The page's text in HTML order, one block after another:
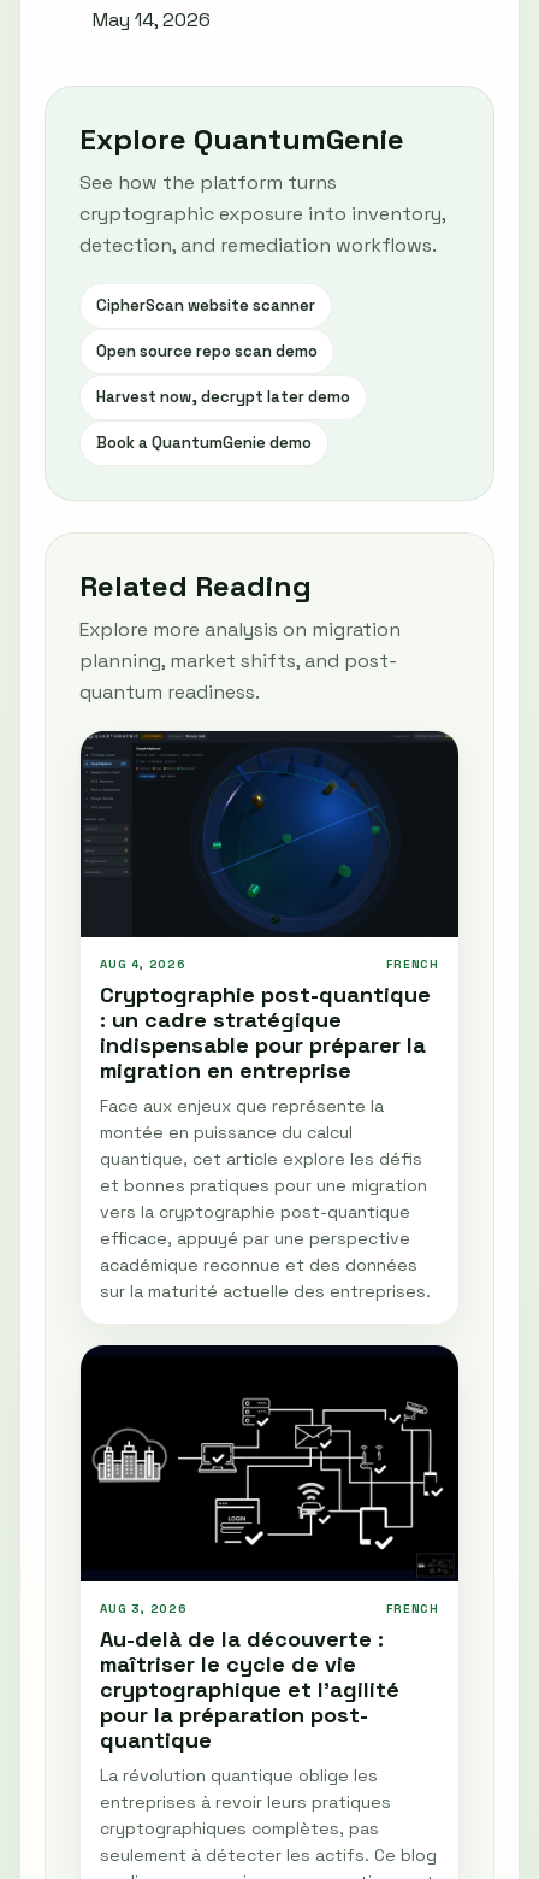
May 14, 2026
Explore QuantumGenie
See how the platform turns
cryptographic exposure into inventory,
detection, and remediation workflows.
CipherScan website scanner
Open source repo scan demo
Harvest now, decrypt later demo
Book a QuantumGenie demo
Related Reading
Explore more analysis on migration
planning, market shifts, and post-
quantum readiness.
AUG 4, 2026 FRENCH
Cryptographie post-quantique
: un cadre stratégique
indispensable pour préparer la
migration en entreprise
Face aux enjeux que représente la
montée en puissance du calcul
quantique, cet article explore les défis
et bonnes pratiques pour une migration
vers la cryptographie post-quantique
efficace, appuyé par une perspective
académique reconnue et des données
sur la maturité actuelle des entreprises.
AUG 3, 2026 FRENCH
Au-delà de la découverte :
maîtriser le cycle de vie
cryptographique et l'agilité
pour la préparation post-
quantique
La révolution quantique oblige les
entreprises à revoir leurs pratiques
cryptographiques complètes, pas
seulement à détecter les actifs. Ce blog